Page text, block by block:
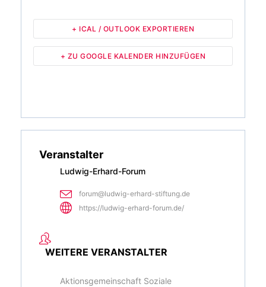
+ ZU GOOGLE KALENDER HINZUFÜGEN
+ ICAL / OUTLOOK EXPORTIEREN
Veranstalter
Ludwig-Erhard-Forum
forum@ludwig-erhard-stiftung.de
https://ludwig-erhard-forum.de/
WEITERE VERANSTALTER
Aktionsgemeinschaft Soziale